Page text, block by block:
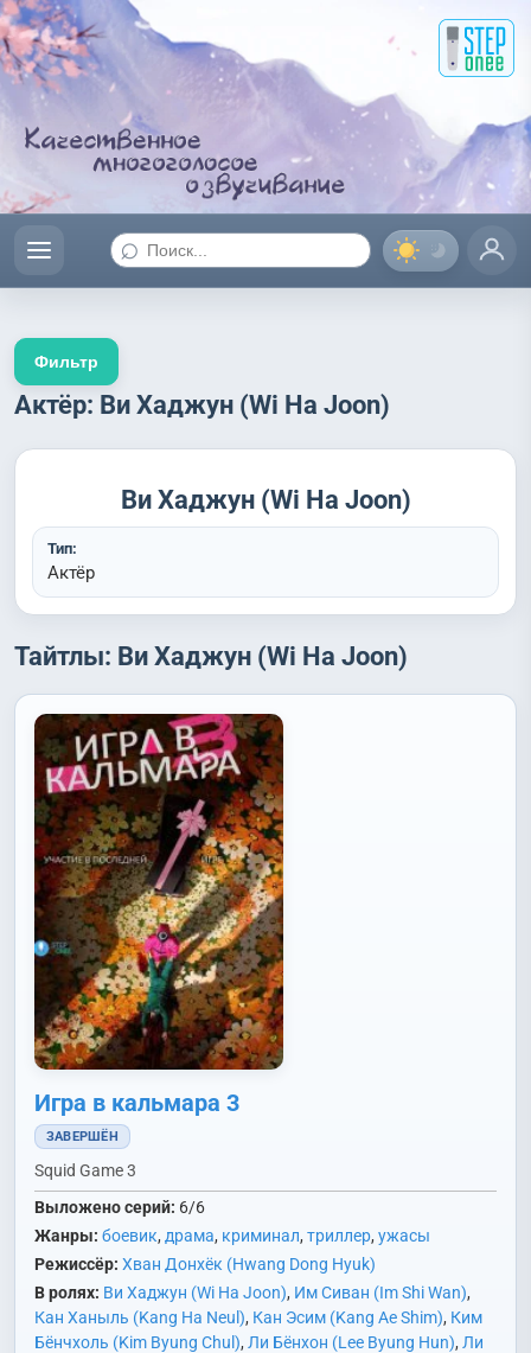
⌕
Актёр: Ви Хаджун (Wi Ha Joon)
Ви Хаджун (Wi Ha Joon)
Тип:
Актёр
Тайтлы: Ви Хаджун (Wi Ha Joon)
Игра в кальмара 3
ЗАВЕРШЁН
Squid Game 3
Выложено серий: 6/6
Жанры: боевик, драма, криминал, триллер, ужасы
Режиссёр: Хван Донхёк (Hwang Dong Hyuk)
В ролях: Ви Хаджун (Wi Ha Joon), Им Сиван (Im Shi Wan),
Кан Ханыль (Kang Ha Neul), Кан Эсим (Kang Ae Shim), Ким
Бёнчхоль (Kim Byung Chul), Ли Бёнхон (Lee Byung Hun), Ли
Фильтр